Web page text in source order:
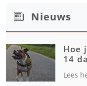
Nieuws
Hoe
14
Lees